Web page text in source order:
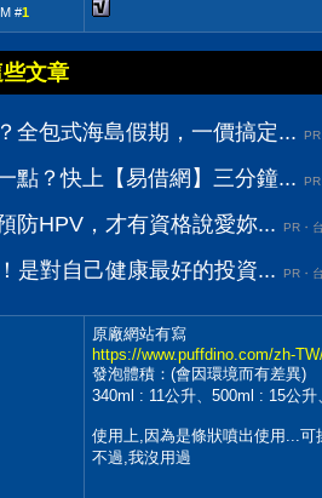
#1
文章
全包式海島假期，一價搞定...
點？快上【易借網】三分鐘...
防HPV，才有資格說愛妳... PR・
是對自己健康最好的投資... PR・
原廠網站有寫
https://www.puffdino.com/zh-
發泡體積：(會因環境而有差異)
340ml : 11公升、500ml : 15公升
使用上,因為是條狀噴出使用...可
不過,我沒用過